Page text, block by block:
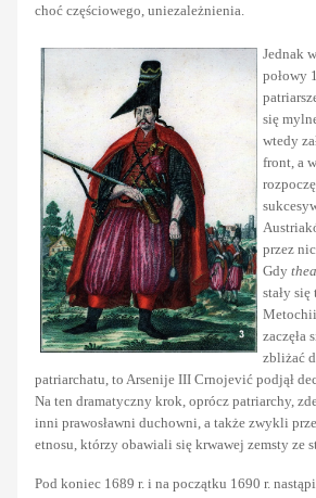
choć częściowego, uniezależnienia.
Jednak
połowy
się
wtedy
front, a
przez
Gdy
stały
zaczęła
zbliżać
patriarchatu, to Arsenije III Crnojević podjął
Na ten dramatyczny krok, oprócz patriarchy,
inni prawosławni duchowni, a także zwykli
etnosu, którzy obawiali się krwawej zemsty ze
Pod koniec 1689 r. i na początku 1690 r.